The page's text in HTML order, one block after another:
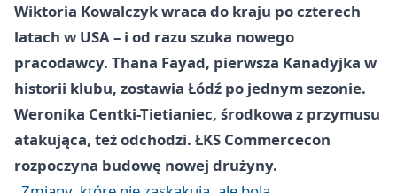
Wiktoria Kowalczyk wraca do kraju po czterech
latach w USA – i od razu szuka nowego
pracodawcy. Thana Fayad, pierwsza Kanadyjka w
historii klubu, zostawia Łódź po jednym sezonie.
Weronika Centki-Tietianiec, środkowa z przymusu
atakująca, też odchodzi. ŁKS Commercecon
rozpoczyna budowę nowej drużyny.